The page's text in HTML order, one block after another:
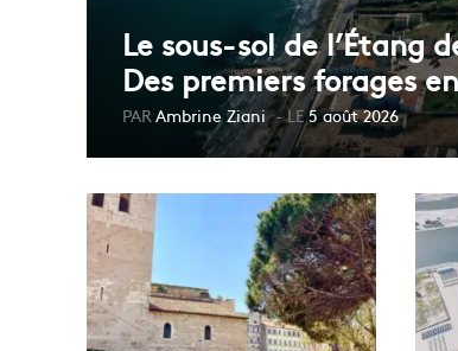
Le sous-sol de l’Étang
Des premiers forages
Ambrine Ziani 5 août 2026